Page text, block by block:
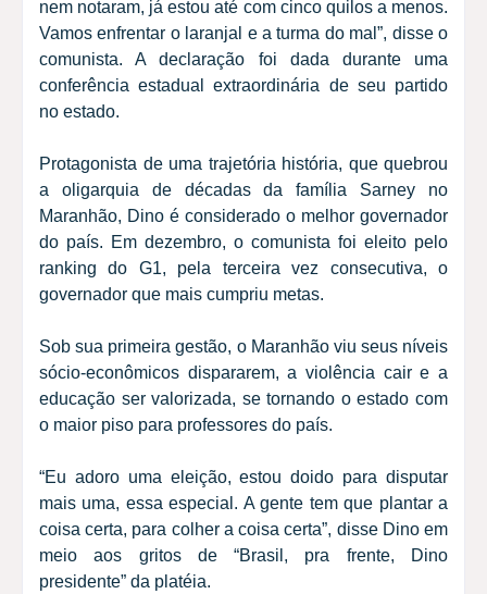
nem notaram, já estou até com cinco quilos a menos.
Vamos enfrentar o laranjal e a turma do mal”, disse o
comunista. A declaração foi dada durante uma
conferência estadual extraordinária de seu partido
no estado.
Protagonista de uma trajetória história, que quebrou
a oligarquia de décadas da família Sarney no
Maranhão, Dino é considerado o melhor governador
do país. Em dezembro, o comunista foi eleito pelo
ranking do G1, pela terceira vez consecutiva, o
governador que mais cumpriu metas.
Sob sua primeira gestão, o Maranhão viu seus níveis
sócio-econômicos dispararem, a violência cair e a
educação ser valorizada, se tornando o estado com
o maior piso para professores do país.
“Eu adoro uma eleição, estou doido para disputar
mais uma, essa especial. A gente tem que plantar a
coisa certa, para colher a coisa certa”, disse Dino em
meio aos gritos de “Brasil, pra frente, Dino
presidente” da platéia.